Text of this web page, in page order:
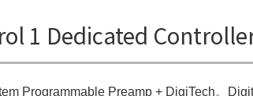
1 Dedicated
Programmable Preamp + DigiTech。